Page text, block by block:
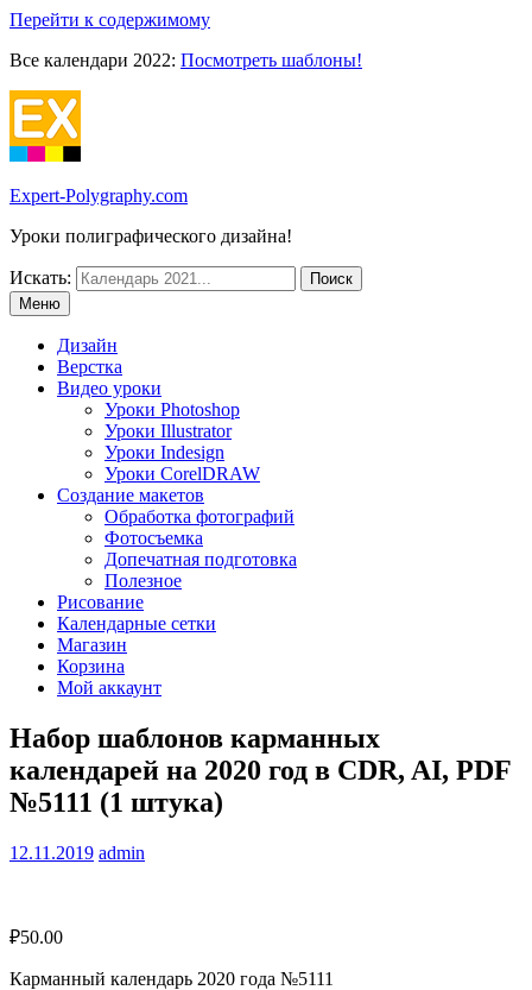
Перейти к содержимому
Все календари 2022: Посмотреть шаблоны!
Expert-Polygraphy.com
Уроки полиграфического дизайна!
Искать:
Меню
Дизайн
Верстка
Видео уроки
Уроки Photoshop
Уроки Illustrator
Уроки Indesign
Уроки CorelDRAW
Создание макетов
Обработка фотографий
Фотосъемка
Допечатная подготовка
Полезное
Рисование
Календарные сетки
Магазин
Корзина
Мой аккаунт
Набор шаблонов карманных
календарей на 2020 год в CDR, AI, PDF
№5111 (1 штука)
12.11.2019 admin
₽50.00
Карманный календарь 2020 года №5111